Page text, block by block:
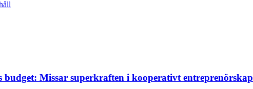
budget: Missar superkraften i kooperativt entreprenörskap